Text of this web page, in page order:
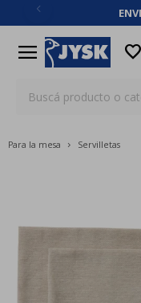
menu favorite
Para la mesa Servilletas
close